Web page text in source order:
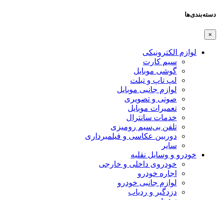
دسته‌بندی‌ها
×
لوازم الکترونیکی
سیم کارت
گوشی موبایل
لپ تاپ و تبلت
لوازم جانبی موبایل
صوتی و تصویری
تعمیرات موبایل
خدمات سانترال
تلفن بی‌سیم رومیزی
دوربین عکاسی و فیلمبرداری
سایر
خودرو و وسایل نقلیه
خودروی داخلی و خارجی
اجاره خودرو
لوازم جانبی خودرو
دزدگیر و ردیاب